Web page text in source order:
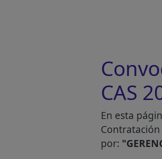
CAS
En esta
por: